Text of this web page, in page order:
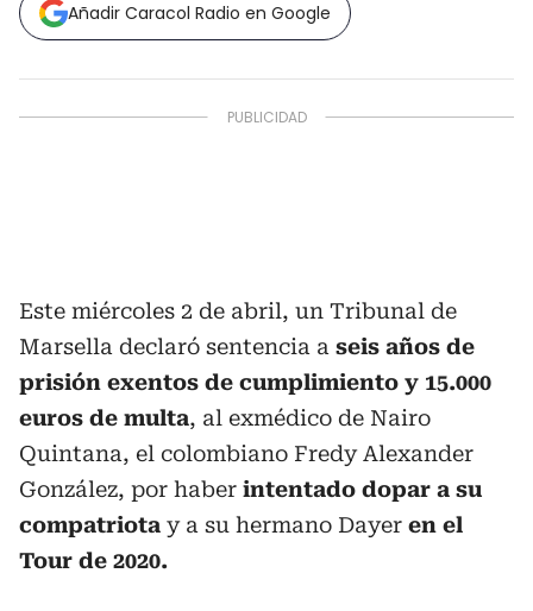
Añadir Caracol Radio en Google
Este miércoles 2 de abril, un Tribunal de
Marsella declaró sentencia a seis años de
prisión exentos de cumplimiento y 15.000
euros de multa, al exmédico de Nairo
Quintana, el colombiano Fredy Alexander
González, por haber intentado dopar a su
compatriota y a su hermano Dayer en el
Tour de 2020.